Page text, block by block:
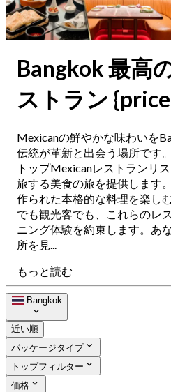
Bangkok 最高
ストラン
Mexicanの鮮やかな味わいを
伝統が革新と出会う場所です
トップMexicanレストランリ
旅する美食の旅を提供します
作られた本格的な料理を楽し
でも観光客でも、これらのレ
ニング体験を約束します。あ
所を見...
もっと読む
Bangkok
近い順
パッケージタイプ
トップフィルター
価格